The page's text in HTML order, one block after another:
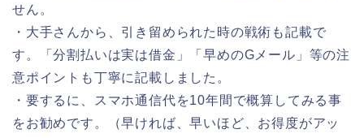
せん。
・大手さんから、引き留められた時の戦術も記載で
す。「分割払いは実は借金」「早めのGメール」等の注
意ポイントも丁寧に記載しました。
・要するに、スマホ通信代を10年間で概算してみる事
をお勧めです。（早ければ、早いほど、お得度がアッ